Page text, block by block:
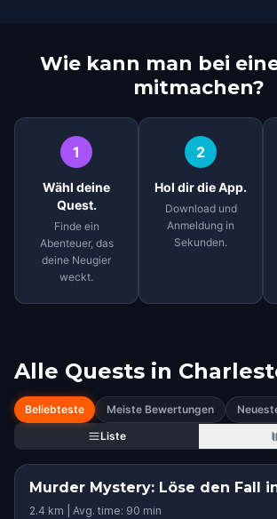
Wie kann man bei
mitmachen?
1
Wähl deine
Quest.
Finde ein
Abenteuer, das
deine Neugier
weckt.
2
Hol dir die App.
Download und
Anmeldung in
Sekunden.
Alle Quests in
Beliebteste Meiste Bewertungen
Liste
Murder Mystery: Löse den Fall
2.4 km | Avg. time: 90 min